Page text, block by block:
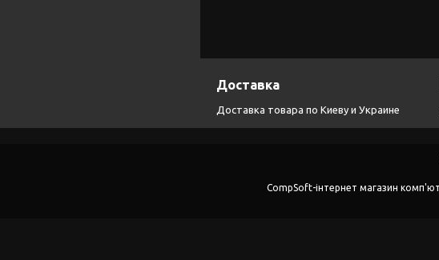
Доставка
Доставка товара по Киеву и Украине